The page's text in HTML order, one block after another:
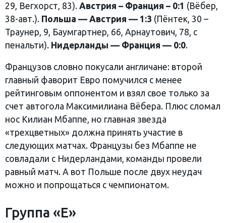
29, Вегхорст, 83). Австрия – Франция – 0:1 (Вёбер,
38-авт.). Польша — Австрия — 1:3 (Пёнтек, 30 –
Траунер, 9, Баумгартнер, 66, Арнаутович, 78, с
пенальти). Нидерланды — Франция — 0:0.
Французов словно покусали англичане: второй
главный фаворит Евро помучился с менее
рейтинговым оппонентом и взял свое только за
счет автогола Максимилиана Вёбера. Плюс сломал
нос Килиан Мбаппе, но главная звезда
«трехцветных» должна принять участие в
следующих матчах. Французы без Мбаппе не
совладали с Нидерландами, команды провели
равный матч. А вот Польше после двух неудач
можно и попрощаться с чемпионатом.
Группа «Е»